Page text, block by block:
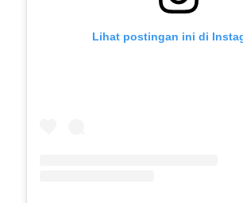
Lihat postingan ini di